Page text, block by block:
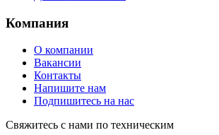
Компания
О компании
Вакансии
Контакты
Напишите нам
Подпишитесь на нас
Свяжитесь с нами по техническим